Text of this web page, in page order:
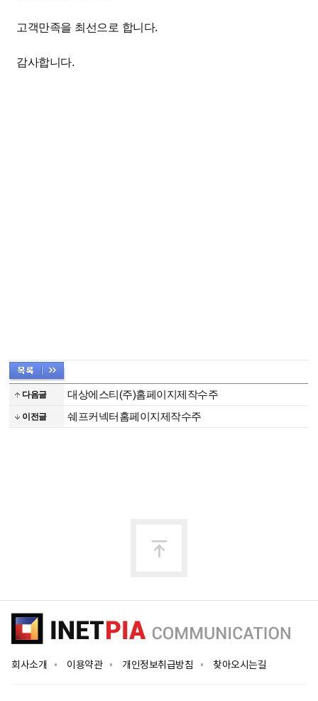
고객만족을 최선으로 합니다.
감사합니다.
다음글 대상에스티(주)홈페이지제작수주
이전글 쉐프커넥터홈페이지제작수주
로
회사소개 이용약관 개인정보취급방침 찾아오시는길